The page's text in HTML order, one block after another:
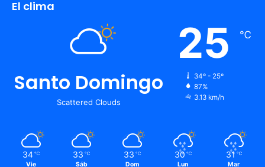
El clima
Santo Domingo
Scattered Clouds
25 ℃
34º - 25º
87%
3.13 km/h
34 ℃
Vie
33 ℃
Sáb
33 ℃
Dom
30 ℃
Lun
31 ℃
Mar